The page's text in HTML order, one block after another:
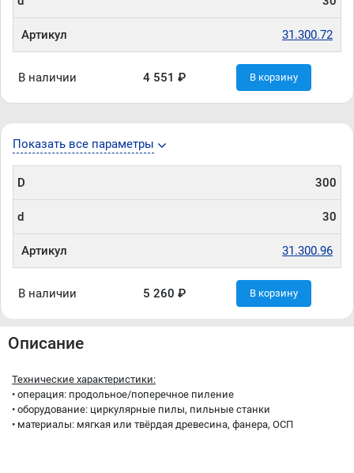
Артикул 31.300.72
В наличии 4 551 ₽ В корзину
Показать все параметры
D 300
d 30
Артикул 31.300.96
В наличии 5 260 ₽ В корзину
Описание
Технические характеристики:
• операция: продольное/поперечное пиление
• оборудование: циркулярные пилы, пильные станки
• материалы: мягкая или твёрдая древесина, фанера, ОСП